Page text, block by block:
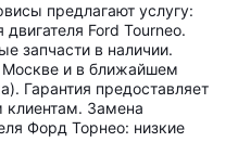
предлагают услугу:
Ford Tourneo.
запчасти в наличии.
Москве и в ближайшем
Гарантия предоставляет
клиентам. Замена
Форд Торнео: низкие